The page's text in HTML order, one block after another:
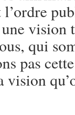
l’ordre
qui
pas
vision